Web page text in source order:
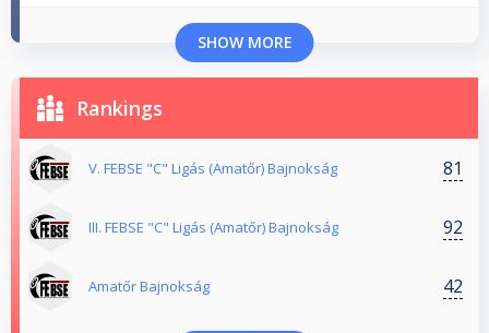
SHOW MORE
Rankings
V. FEBSE "C" Ligás (Amatőr) Bajnokság 81
III. FEBSE "C" Ligás (Amatőr) Bajnokság 92
Amatőr Bajnokság 42